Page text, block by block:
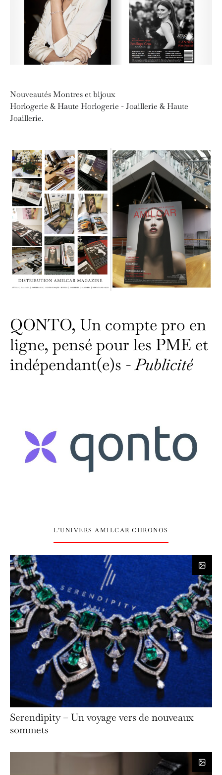
Nouveautés Montres et bijoux
Horlogerie & Haute Horlogerie - Joaillerie & Haute
Joaillerie.
QONTO, Un compte pro en
ligne, pensé pour les PME et
indépendant(e)s -Publicité
L’UNIVERS AMILCAR CHRONOS
Serendipity – Un voyage vers de nouveaux
sommets